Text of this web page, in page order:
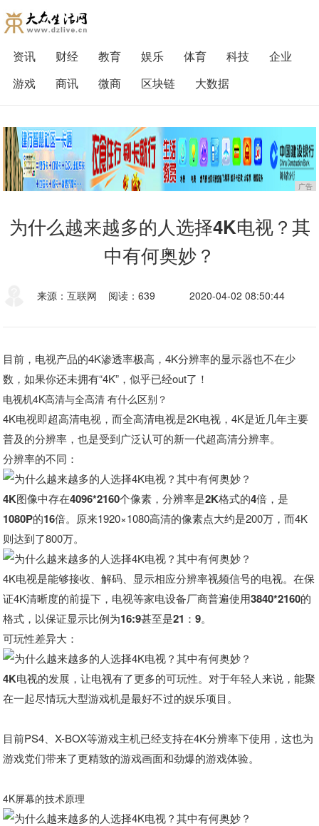
资讯 财经 教育 娱乐 体育 科技
企业
游戏
商讯 微商 区块链 大数据
广告
为什么越来越多的人选择4K电视？其
中有何奥妙？
来源：互联网 阅读：639 2020-04-02 08:50:44
目前，电视产品的4K渗透率极高，4K分辨率的显示器也不在少
数，如果你还未拥有“4K”，似乎已经out了！
电视机4K高清与全高清 有什么区别？
4K电视即超高清电视，而全高清电视是2K电视，4K是近几年主要
普及的分辨率 ，也是受到广泛认可的新一代超高清分辨率。
分辨率的不同：
4K图像中存在4096*2160个像素，分辨率是2K格式的4倍，是
1080P的16倍。 原来1920×1080高清的像素点大约是200万，而4K
则达到了800万。
4K电视是能够接收、解码、显示相应分辨率视频信号的电视。在保
证4K清晰度的前提下，电视等家电设备厂商普遍使用3840*2160的
格式，以保证显示比例为16:9甚至是21：9。
可玩性差异大：
4K电视的发展，让电视有了更多的可玩性。对于年轻人来说，能聚
在一起尽情玩大型游戏机是最好不过的娱乐项目。
目前PS4、X-BOX等游戏主机已经支持在4K分辨率下使用，这也为
游戏党们带来了更精致的游戏画面和劲爆的游戏体验。
4K屏幕的技术原理